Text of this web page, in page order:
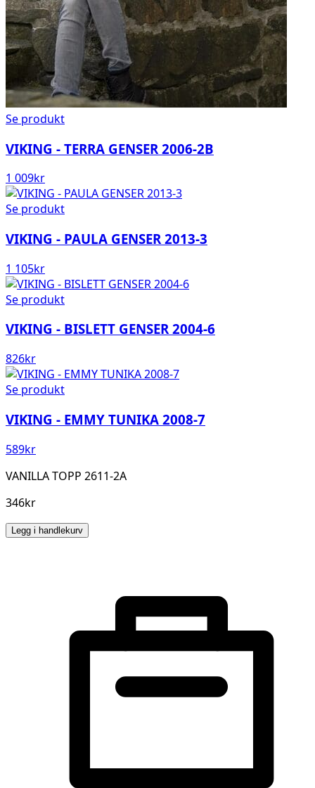
Se produkt
VIKING - TERRA GENSER 2006-2B
1 009kr
Se produkt
VIKING - PAULA GENSER 2013-3
1 105kr
Se produkt
VIKING - BISLETT GENSER 2004-6
826kr
Se produkt
VIKING - EMMY TUNIKA 2008-7
589kr
VANILLA TOPP 2611-2A
346kr
Legg i handlekurv